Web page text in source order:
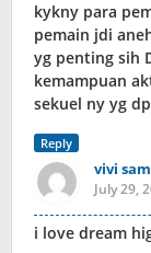
kykny para
pemain jdi
yg penting sih
kemampuan
sekuel ny yg
Reply
vivi
July 29,
i love dream